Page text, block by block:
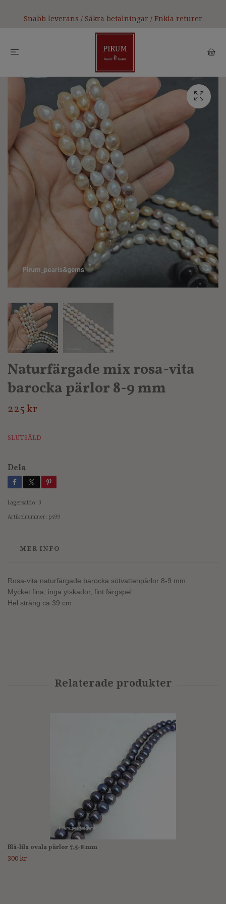
Snabb leverans / Säkra betalningar / Enkla returer
Naturfärgade mix rosa-vita
barocka pärlor 8-9 mm
225 kr
SLUTSÅLD
Dela
Lagersaldo: 3
Artikelnummer: ps99
MER INFO
Rosa-vita naturfärgade barocka sötvattenpärlor 8-9 mm.
Mycket fina, inga ytskador, fint färgspel.
Hel sträng ca 39 cm.
Blå-lila ovala pärlor 7,5-8 mm
300 kr